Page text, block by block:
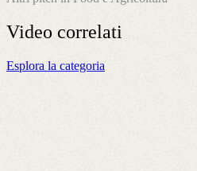
Video correlati
Esplora la categoria